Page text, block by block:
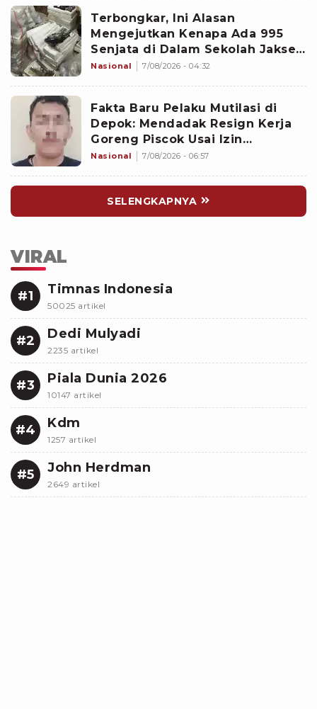
Terbongkar, Ini Alasan
Mengejutkan Kenapa Ada 995
Senjata di Dalam Sekolah Jaksel
Sejak 2020
Nasional 7/08/2026 - 04:32
Fakta Baru Pelaku Mutilasi di
Depok: Mendadak Resign Kerja
Goreng Piscok Usai Izin
Interview di Mal
Nasional 7/08/2026 - 06:57
SELENGKAPNYA
VIRAL
#1 Timnas Indonesia
50025 artikel
#2 Dedi Mulyadi
2235 artikel
#3 Piala Dunia 2026
10147 artikel
#4 Kdm
1257 artikel
#5 John Herdman
2649 artikel